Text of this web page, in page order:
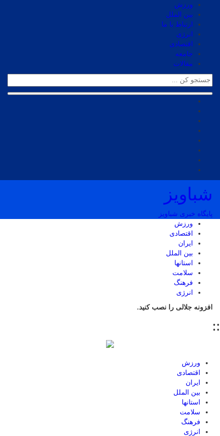
ورزش
بین الملل
ارتباط با ما
انرژی
اقتصادی
جامعه
مقالات
شباویز
پایگاه خبری شباویز
ورزش
اقتصادی
ایران
بین الملل
استانها
سلامت
فرهنگ
انرژی
افزونه جلالی را نصب کنید.
::
ورزش
اقتصادی
ایران
بین الملل
استانها
سلامت
فرهنگ
انرژی